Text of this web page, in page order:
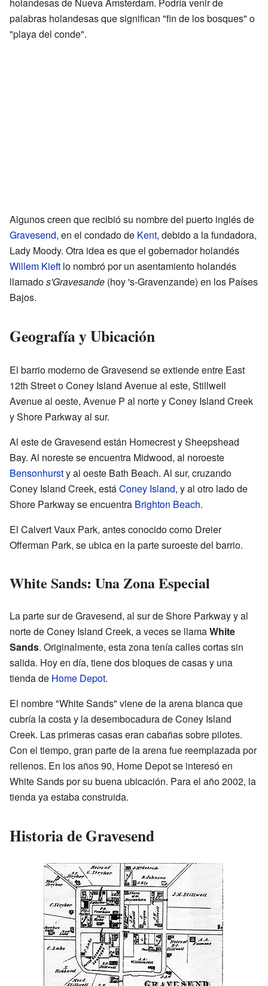
holandesas de Nueva Ámsterdam. Podría venir de
palabras holandesas que significan "fin de los bosques" o
"playa del conde".
Algunos creen que recibió su nombre del puerto inglés de
Gravesend, en el condado de Kent, debido a la fundadora,
Lady Moody. Otra idea es que el gobernador holandés
Willem Kieft lo nombró por un asentamiento holandés
llamados'Gravesande (hoy 's-Gravenzande) en los Países
Bajos.
Geografía y Ubicación
El barrio moderno de Gravesend se extiende entre East
12th Street o Coney Island Avenue al este, Stillwell
Avenue al oeste, Avenue P al norte y Coney Island Creek
y Shore Parkway al sur.
Al este de Gravesend están Homecrest y Sheepshead
Bay. Al noreste se encuentra Midwood, al noroeste
Bensonhursty al oeste Bath Beach. Al sur, cruzando
Coney Island Creek, estáConey Island, y al otro lado de
Shore Parkway se encuentra Brighton Beach.
El Calvert Vaux Park, antes conocido como Dreier
Offerman Park, se ubica en la parte suroeste del barrio.
White Sands: Una Zona Especial
La parte sur de Gravesend, al sur de Shore Parkway y al
norte de Coney Island Creek, a veces se llamaWhite
Sands. Originalmente, esta zona tenía calles cortas sin
salida. Hoy en día, tiene dos bloques de casas y una
tienda de Home Depot.
El nombre "White Sands" viene de la arena blanca que
cubría la costa y la desembocadura de Coney Island
Creek. Las primeras casas eran cabañas sobre pilotes.
Con el tiempo, gran parte de la arena fue reemplazada por
rellenos. En los años 90, Home Depot se interesó en
White Sands por su buena ubicación. Para el año 2002, la
tienda ya estaba construida.
Historia de Gravesend